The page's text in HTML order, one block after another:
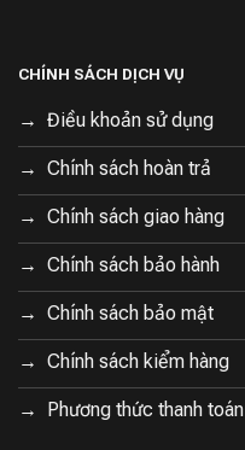
CHÍNH SÁCH DỊCH VỤ
Điều khoản sử dụng
Chính sách hoàn trả
Chính sách giao hàng
Chính sách bảo hành
Chính sách bảo mật
Chính sách kiểm hàng
Phương thức thanh toán